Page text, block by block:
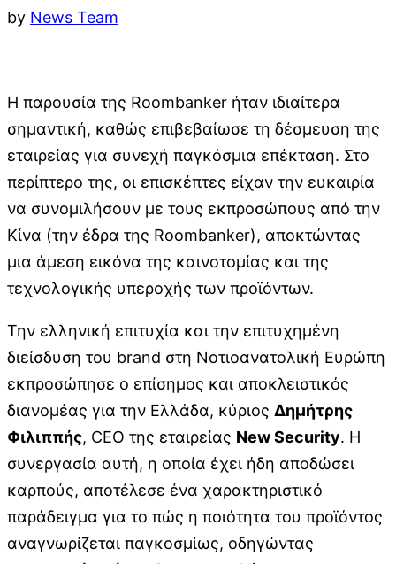
by News Team
Η παρουσία της Roombanker ήταν ιδιαίτερα
σημαντική, καθώς επιβεβαίωσε τη δέσμευση της
εταιρείας για συνεχή παγκόσμια επέκταση. Στο
περίπτερο της, οι επισκέπτες είχαν την ευκαιρία
να συνομιλήσουν με τους εκπροσώπους από την
Κίνα (την έδρα της Roombanker), αποκτώντας
μια άμεση εικόνα της καινοτομίας και της
τεχνολογικής υπεροχής των προϊόντων.
Την ελληνική επιτυχία και την επιτυχημένη
διείσδυση του brand στη Νοτιοανατολική Ευρώπη
εκπροσώπησε ο επίσημος και αποκλειστικός
διανομέας για την Ελλάδα, κύριος Δημήτρης
Φιλιππής, CEO της εταιρείας New Security. Η
συνεργασία αυτή, η οποία έχει ήδη αποδώσει
καρπούς, αποτέλεσε ένα χαρακτηριστικό
παράδειγμα για το πώς η ποιότητα του προϊόντος
αναγνωρίζεται παγκοσμίως, οδηγώντας